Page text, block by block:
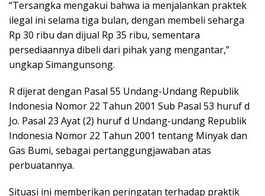
“Tersangka mengakui bahwa ia menjalankan praktek
ilegal ini selama tiga bulan, dengan membeli seharga
Rp 30 ribu dan dijual Rp 35 ribu, sementara
persediaannya dibeli dari pihak yang mengantar,”
ungkap Simangunsong.
R dijerat dengan Pasal 55 Undang-Undang Republik
Indonesia Nomor 22 Tahun 2001 Sub Pasal 53 huruf d
Jo. Pasal 23 Ayat (2) huruf d Undang-undang Republik
Indonesia Nomor 22 Tahun 2001 tentang Minyak dan
Gas Bumi, sebagai pertanggungjawaban atas
perbuatannya.
Situasi ini memberikan peringatan terhadap praktik